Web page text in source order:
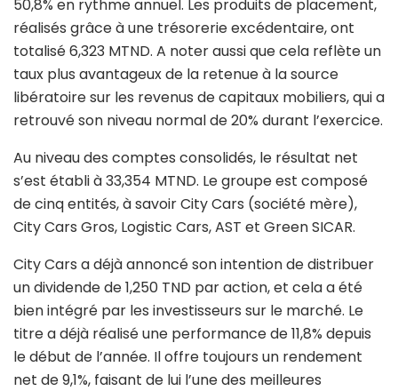
50,8% en rythme annuel. Les produits de placement,
réalisés grâce à une trésorerie excédentaire, ont
totalisé 6,323 MTND. A noter aussi que cela reflète un
taux plus avantageux de la retenue à la source
libératoire sur les revenus de capitaux mobiliers, qui a
retrouvé son niveau normal de 20% durant l’exercice.
Au niveau des comptes consolidés, le résultat net
s’est établi à 33,354 MTND. Le groupe est composé
de cinq entités, à savoir City Cars (société mère),
City Cars Gros, Logistic Cars, AST et Green SICAR.
City Cars a déjà annoncé son intention de distribuer
un dividende de 1,250 TND par action, et cela a été
bien intégré par les investisseurs sur le marché. Le
titre a déjà réalisé une performance de 11,8% depuis
le début de l’année. Il offre toujours un rendement
net de 9,1%, faisant de lui l’une des meilleures